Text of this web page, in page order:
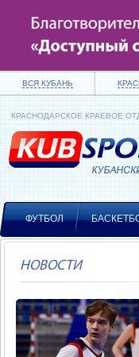
ВСЯ КУБАНЬ
КРАСНОДАРСКОЕ КРАЕВОЕ
ФУТБОЛ
НОВОСТИ